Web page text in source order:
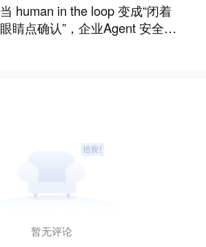
当 human in the loop 变成“闭着
眼睛点确认”，企业Agent 安全还
暂无评论